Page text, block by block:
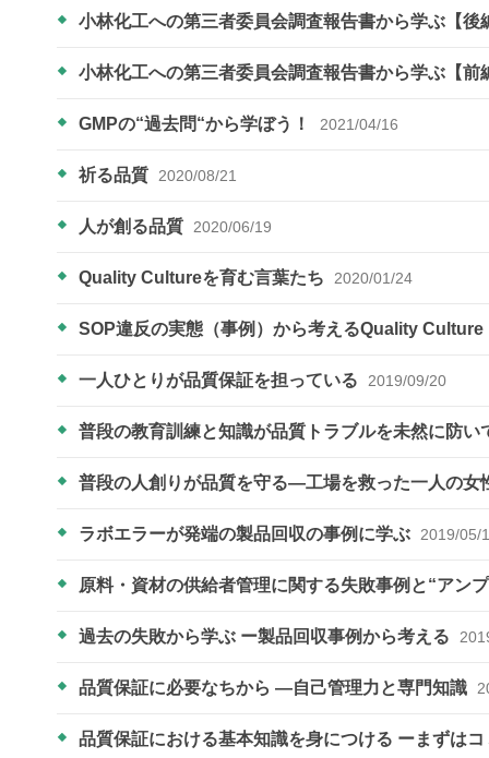
小林化工への第三者委員会調査報告書から学ぶ【後
小林化工への第三者委員会調査報告書から学ぶ【前
GMPの“過去問“から学ぼう！ 2021/04/16
祈る品質 2020/08/21
人が創る品質 2020/06/19
Quality Cultureを育む言葉たち 2020/01/24
SOP違反の実態（事例）から考えるQuality Culture
一人ひとりが品質保証を担っている 2019/09/20
普段の教育訓練と知識が品質トラブルを未然に防い
普段の人創りが品質を守る―工場を救った一人の女
ラボエラーが発端の製品回収の事例に学ぶ 2019/05/
原料・資材の供給者管理に関する失敗事例と“アン
過去の失敗から学ぶ ー製品回収事例から考える
品質保証に必要なちから ―自己管理力と専門知識
品質保証における基本知識を身につける ーまずは